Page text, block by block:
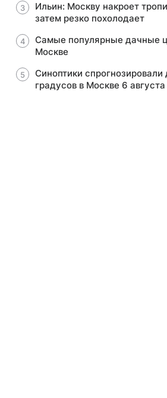
Ильин: Москву накроет
затем резко похолодает
Самые популярные дачные
Москве
Синоптики
градусов в Москве 6 августа